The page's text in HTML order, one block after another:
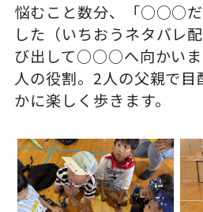
悩むこと数分、「○○○だ
した（いちおうネタバレ
び出して○○○へ向かいま
人の役割。2人の父親で
かに楽しく歩きます。